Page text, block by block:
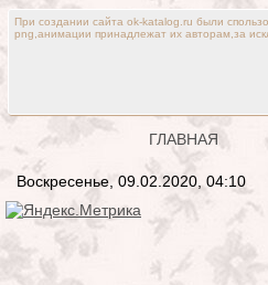
При создании сайта ok-katalog.ru были
png,анимации принадлежат их авторам,за
ГЛАВНАЯ
Воскресенье, 09.02.2020, 04:10